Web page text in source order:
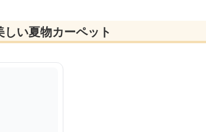
い夏物カーペット